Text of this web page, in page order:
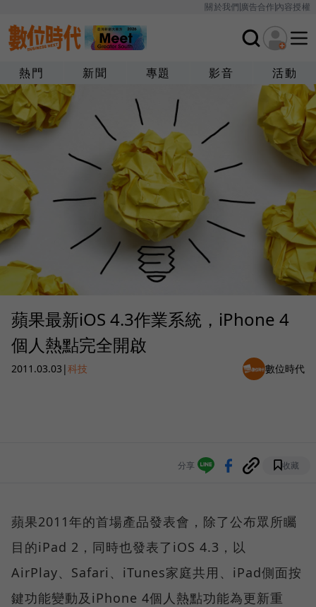
關於我們廣告合作內容授權
熱門 新聞 專題 影音 活動
蘋果最新iOS 4.3作業系統，iPhone 4
個人熱點完全開啟
2011.03.03 |科技 數位時代
分享 收藏
蘋果2011年的首場產品發表會，除了公布眾所矚
目的iPad 2，同時也發表了iOS 4.3，以
AirPlay、Safari、iTunes家庭共用、iPad側面按
鍵功能變動及iPhone 4個人熱點功能為更新重